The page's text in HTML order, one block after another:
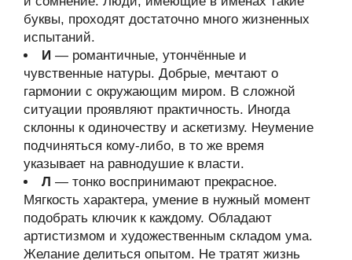
буквы, проходят достаточно много жизненных
испытаний.
И — романтичные, утончённые и
чувственные натуры. Добрые, мечтают о
гармонии с окружающим миром. В сложной
ситуации проявляют практичность. Иногда
склонны к одиночеству и аскетизму. Неумение
подчиняться кому-либо, в то же время
указывает на равнодушие к власти.
Л — тонко воспринимают прекрасное.
Мягкость характера, умение в нужный момент
подобрать ключик к каждому. Обладают
артистизмом и художественным складом ума.
Желание делиться опытом. Не тратят жизнь